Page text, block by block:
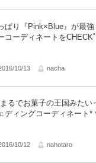
ぱり『Pink×Blue』が最
コーディネートを
10/13 nacha
まるでお菓子の王国みた
ディングコーディネート*
10/12 nahotaro